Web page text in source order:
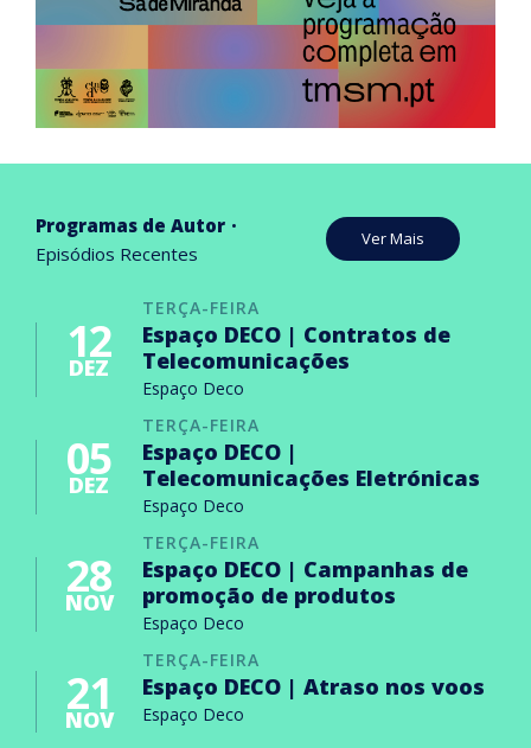
Programas de Autor
Episódios Recentes
Ver Mais
TERÇA-FEIRA
12
DEZ
Espaço DECO | Contratos de
Telecomunicações
Espaço Deco
TERÇA-FEIRA
05
DEZ
Espaço DECO |
Telecomunicações Eletrónicas
Espaço Deco
TERÇA-FEIRA
28
NOV
Espaço DECO | Campanhas de
promoção de produtos
Espaço Deco
TERÇA-FEIRA
21
NOV
Espaço DECO | Atraso nos voos
Espaço Deco